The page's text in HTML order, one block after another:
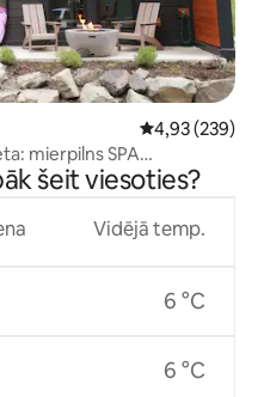
Vidējais
4,93 (239)
mierpilns SPA
šeit viesoties?
Vidējā temp.
6 °C
6 °C